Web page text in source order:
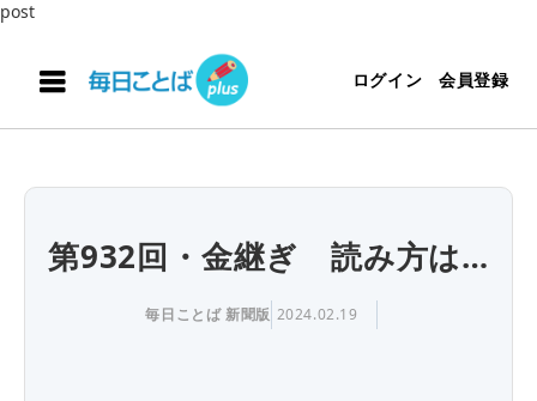
post
ログイン 会員登録
第932回・金継ぎ 読み方は…
毎日ことば 新聞版 2024.02.19